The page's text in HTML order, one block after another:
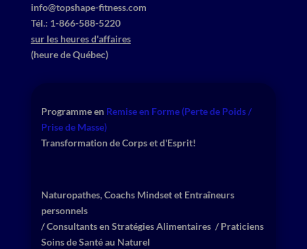
info@topshape-fitness.com
​Tél.: ​1-866-588-5220
sur les heures d'affaires
(heure de Québec)
Programme en​ Remise en Forme (Perte de Poids /
Prise de Masse)
Transformation de Corps et d'Esprit!
Naturopathes, Coachs Mindset et Entraîneurs
personnels
​/ ​Consultants en Stratégies Alimentaires / Praticiens
Soins de Santé au Naturel